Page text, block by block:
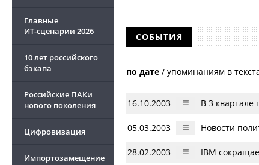
Главные
ИТ-сценарии 2026
10 лет российского
бэкапа
Российские ПАКи
нового поколения
Цифровизация
Импортозамещение
СОБЫТИЯ
по дате / упоминаниям в
16.10.2003 В 3 квартале
05.03.2003 Новости
28.02.2003 IBM